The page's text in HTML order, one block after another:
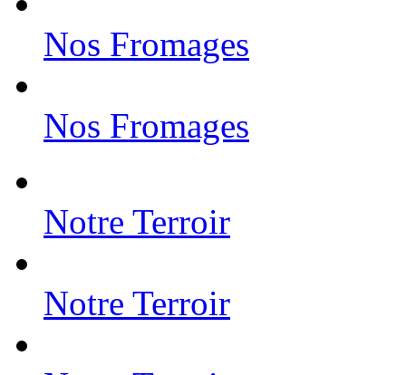
Nos Fromages
Nos Fromages
Notre Terroir
Notre Terroir